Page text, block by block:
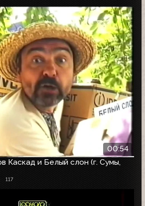
00:54
Каскад и Белый слон (г. Сумы,
117